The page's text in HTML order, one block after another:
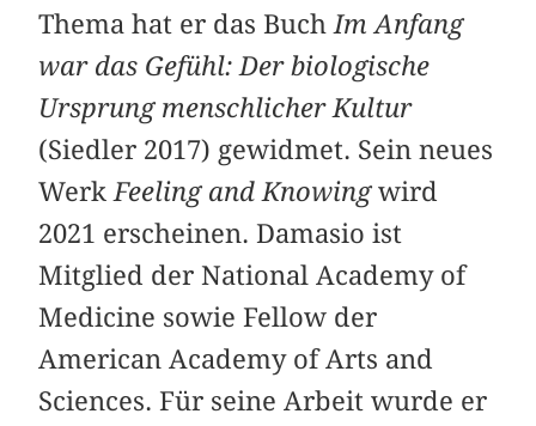
Thema hat er das BuchIm Anfang
war das Gefühl: Der biologische
Ursprung menschlicher Kultur
(Siedler 2017) gewidmet. Sein neues
WerkFeeling and Knowingwird
2021 erscheinen. Damasio ist
Mitglied der National Academy of
Medicine sowie Fellow der
American Academy of Arts and
Sciences. Für seine Arbeit wurde er